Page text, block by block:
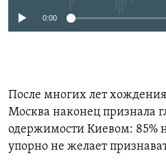
0:00
После многих лет
Москва наконец признала
одержимости Киевом: 85%
упорно не желает